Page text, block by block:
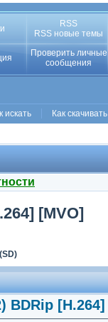
RSS
RSS новые темы
Проверить личные
сообщения
искать Как скачивать
[MVO]
BDRip [H.264]